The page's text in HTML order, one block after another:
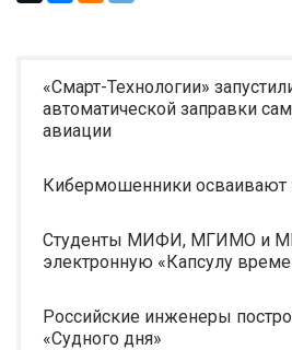
«Смарт-Технологии»
автоматической заправки
авиации
Кибермошенники осваивают
Студенты МИФИ, МГИМО и
электронную «Капсулу
Российские инженеры
«Судного дня»